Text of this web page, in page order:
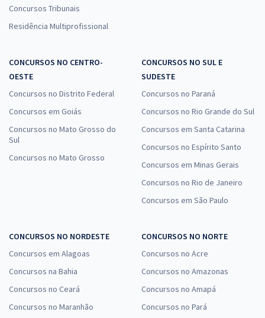
Concursos Tribunais
Residência Multiprofissional
CONCURSOS NO CENTRO-
OESTE
Concursos no Distrito Federal
Concursos em Goiás
Concursos no Mato Grosso do
Sul
Concursos no Mato Grosso
CONCURSOS NO SUL E
SUDESTE
Concursos no Paraná
Concursos no Rio Grande do Sul
Concursos em Santa Catarina
Concursos no Espírito Santo
Concursos em Minas Gerais
Concursos no Rio de Janeiro
Concursos em São Paulo
CONCURSOS NO NORDESTE
Concursos em Alagoas
Concursos na Bahia
Concursos no Ceará
Concursos no Maranhão
CONCURSOS NO NORTE
Concursos no Acre
Concursos no Amazonas
Concursos no Amapá
Concursos no Pará